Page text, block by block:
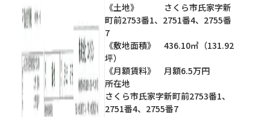
《土地》 さくら市氏家字新
町前2753番1、2751番4、2755番
7
《敷地面積》 436.10㎡（131.92
坪）
《月額賃料》 月額6.5万円
所在地
さくら市氏家字新町前2753番1、
2751番4、2755番7